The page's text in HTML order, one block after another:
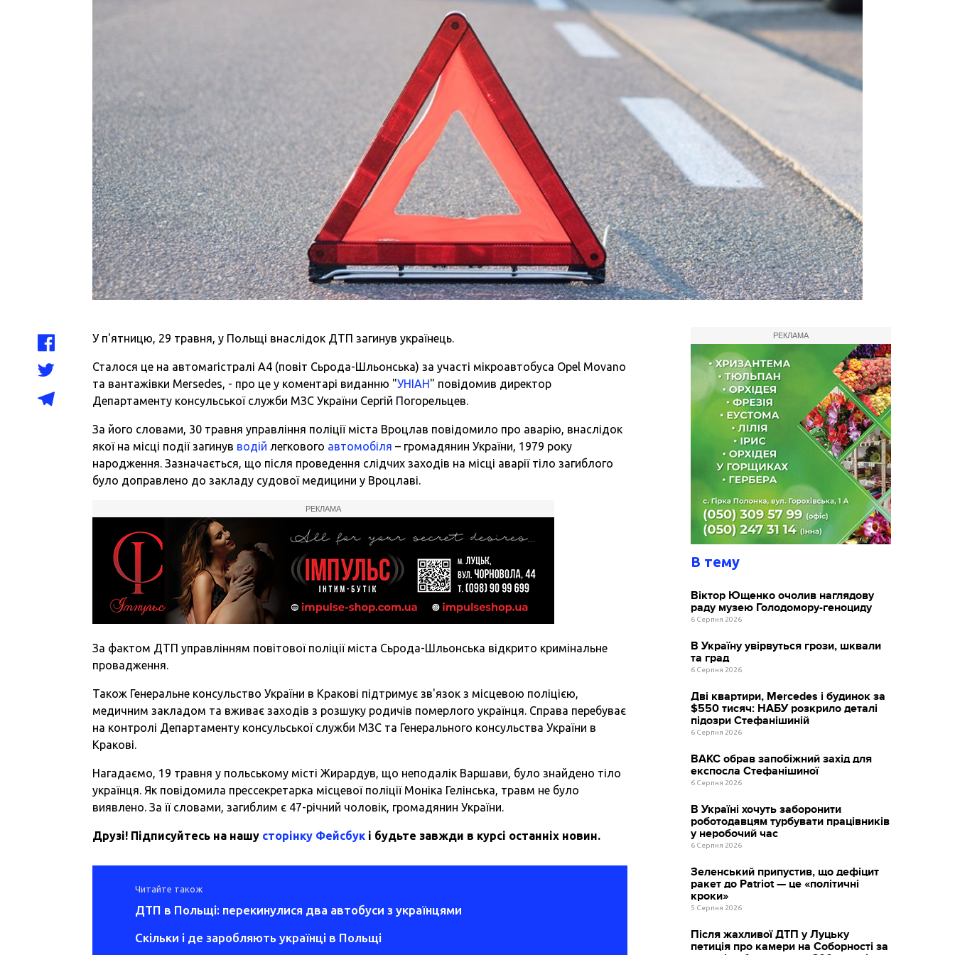
У п'ятницю, 29 травня, у Польщі внаслідок ДТП загинув українець.
Сталося це на автомагістралі А4 (повіт Сьрода-Шльонська) за участі мікроавтобуса Opel Movano
та вантажівки Mersedes, - про це у коментарі виданню "УНІАН " повідомив директор
Департаменту консульської служби МЗС України Сергій Погорельцев.
За його словами, 30 травня управління поліції міста Вроцлав повідомило про аварію, внаслідок
якої на місці події загинув водій легкового автомобіля – громадянин України, 1979 року
народження. Зазначається, що після проведення слідчих заходів на місці аварії тіло загиблого
було доправлено до закладу судової медицини у Вроцлаві.
РЕКЛАМА
За фактом ДТП управлінням повітової поліції міста Сьрода-Шльонська відкрито кримінальне
провадження.
Також Генеральне консульство України в Кракові підтримує зв'язок з місцевою поліцією,
медичним закладом та вживає заходів з розшуку родичів померлого українця. Справа перебуває
на контролі Департаменту консульської служби МЗС та Генерального консульства України в
Кракові.
Нагадаємо, 19 травня у польському місті Жирардув, що неподалік Варшави, було знайдено тіло
українця. Як повідомила прессекретарка місцевої поліції Моніка Гелінська, травм не було
виявлено. За її словами, загиблим є 47-річний чоловік, громадянин України.
Друзі! Підписуйтесь на нашу сторінку Фейсбук і будьте завжди в курсі останніх новин.
Читайте також
ДТП в Польщі: перекинулися два автобуси з українцями
Скільки і де заробляють українці в Польщі
РЕКЛАМА
В тему
Віктор Ющенко очолив наглядову
раду музею Голодомору-геноциду
6 Серпня 2026
В Україну увірвуться грози, шквали
та град
6 Серпня 2026
Дві квартири, Mercedes і будинок за
$550 тисяч: НАБУ розкрило деталі
підозри Стефанішиній
6 Серпня 2026
ВАКС обрав запобіжний захід для
експосла Стефанішиної
6 Серпня 2026
В Україні хочуть заборонити
роботодавцям турбувати працівників
у неробочий час
6 Серпня 2026
Зеленський припустив, що дефіцит
ракет до Patriot — це «політичні
кроки»
5 Серпня 2026
Після жахливої ДТП у Луцьку
петиція про камери на Соборності за